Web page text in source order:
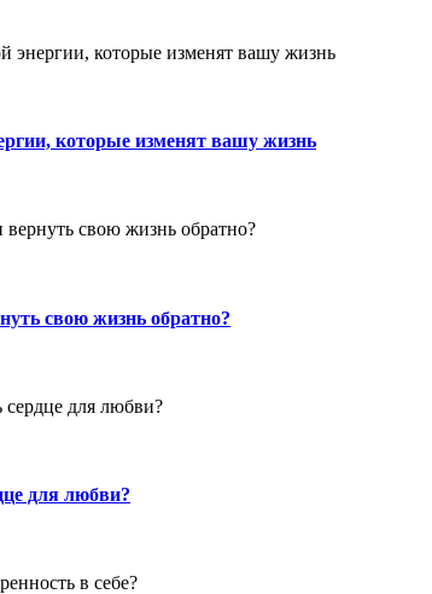
которые изменят вашу жизнь
свою жизнь обратно?
для любви?